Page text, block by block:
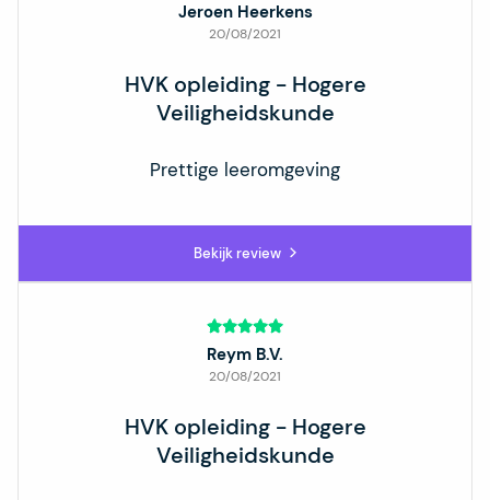
Jeroen Heerkens
20/08/2021
HVK opleiding - Hogere
Veiligheidskunde
Prettige leeromgeving
Bekijk review
Reym B.V.
20/08/2021
HVK opleiding - Hogere
Veiligheidskunde